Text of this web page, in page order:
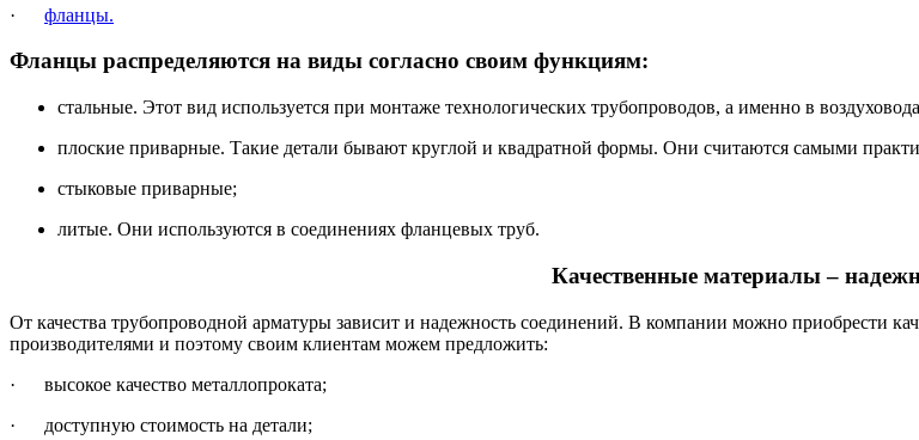
· фланцы.
Фланцы распределяются на виды согласно своим функциям:
стальные. Этот вид используется при монтаже технологических трубопроводов, а именно в
плоские приварные. Такие детали бывают круглой и квадратной формы. Они считаются самыми
стыковые приварные;
литые. Они используются в соединениях фланцевых труб.
Качественные материалы –
От качества трубопроводной арматуры зависит и надежность соединений. В компании можно приобрести
производителями и поэтому своим клиентам можем предложить:
· высокое качество металлопроката;
· доступную стоимость на детали;